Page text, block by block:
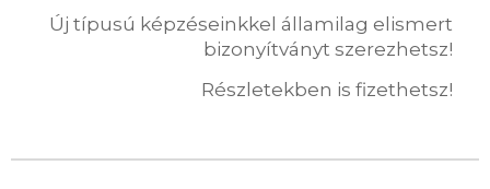
Új típusú képzéseinkkel államilag elismert
bizonyítványt szerezhetsz!
Részletekben is fizethetsz!